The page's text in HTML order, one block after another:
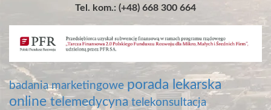
Tel. kom.: (+48) 668 300 664
badania marketingoweporada lekarska
onlinetelemedycyna telekonsultacja